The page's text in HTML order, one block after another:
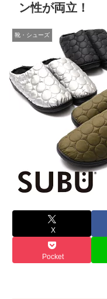
ン性が両立！
靴・シューズ
X
Pocket